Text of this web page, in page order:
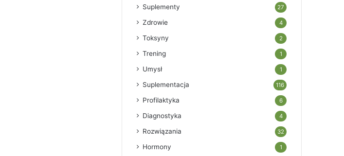
Suplementy 27
Zdrowie 4
Toksyny 2
Trening 1
Umysł 1
Suplementacja 116
Profilaktyka 6
Diagnostyka 4
Rozwiązania 32
Hormony 1